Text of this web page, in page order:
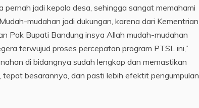
jadi kepala desa, sehingga sangat memahami
mudahan jadi dukungan, karena dari Kementrian
Pak Bupati Bandung insya Allah mudah-mudahan
terwujud proses percepatan program PTSL ini,”
di bidangnya sudah lengkap dan memastikan
besarannya, dan pasti lebih efektit pengumpulan